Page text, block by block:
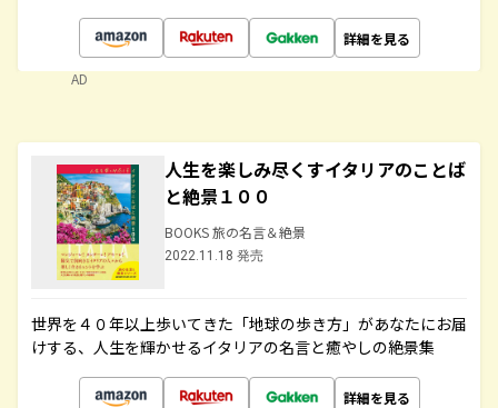
詳細を見る
AD
人生を楽しみ尽くすイタリアのことば
と絶景１００
BOOKS 旅の名言＆絶景
2022.11.18 発売
世界を４０年以上歩いてきた「地球の歩き方」があなたにお届
けする、人生を輝かせるイタリアの名言と癒やしの絶景集
詳細を見る